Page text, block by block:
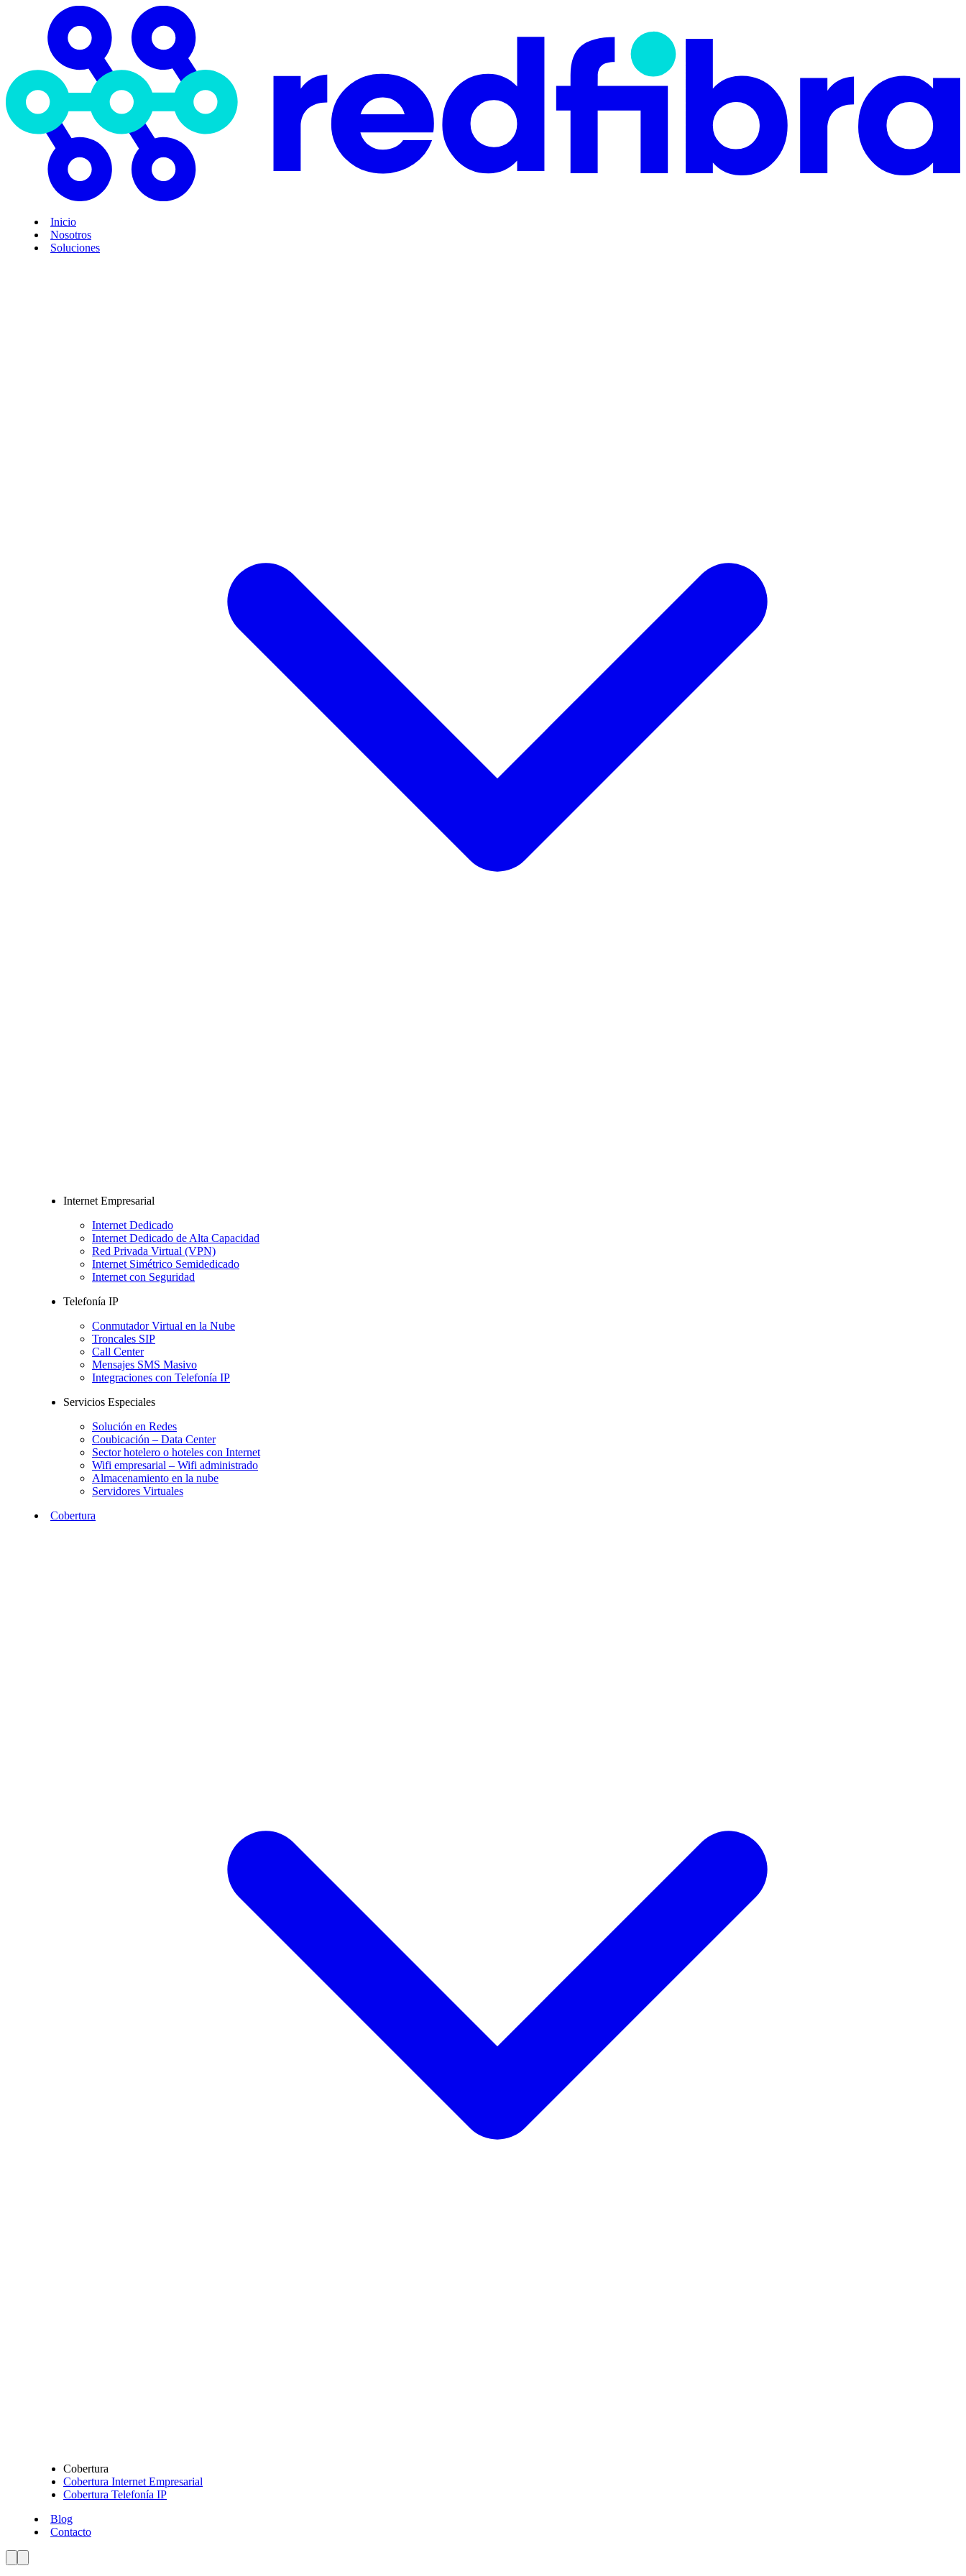
Inicio
Nosotros
Soluciones
Internet Empresarial
Internet Dedicado
Internet Dedicado de Alta Capacidad
Red Privada Virtual (VPN)
Internet Simétrico Semidedicado
Internet con Seguridad
Telefonía IP
Conmutador Virtual en la Nube
Troncales SIP
Call Center
Mensajes SMS Masivo
Integraciones con Telefonía IP
Servicios Especiales
Solución en Redes
Coubicación – Data Center
Sector hotelero o hoteles con Internet
Wifi empresarial – Wifi administrado
Almacenamiento en la nube
Servidores Virtuales
Cobertura
Cobertura
Cobertura Internet Empresarial
Cobertura Telefonía IP
Blog
Contacto